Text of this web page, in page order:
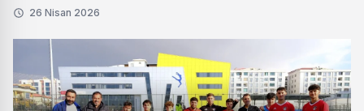
26 Nisan 2026